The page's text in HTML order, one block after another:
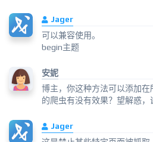
Jager
可以兼容使用。
begin主题
安妮
博主，你这种方法可以添加在
的爬虫有没有效果？望解惑，
Jager